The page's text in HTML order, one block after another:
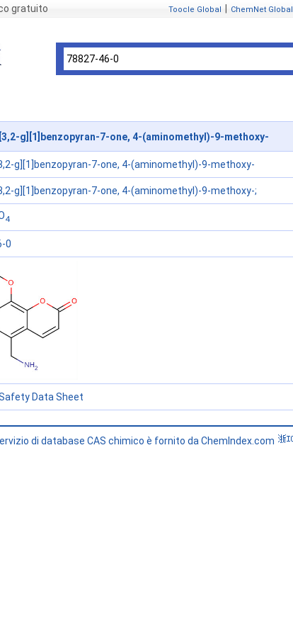
gratuito Toocle Global ChemNet Global
g][1]benzopyran-7-one, 4-(aminomethyl)-9-methoxy-
g][1]benzopyran-7-one, 4-(aminomethyl)-9-methoxy-
g][1]benzopyran-7-one, 4-(aminomethyl)-9-methoxy-;
4
0
Data Sheet
di database CAS chimico è fornito da ChemIndex.com